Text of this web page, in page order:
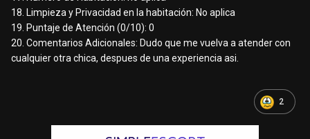
18. Limpieza y Privacidad en la habitación: No aplica
19. Puntaje de Atención (0/10): 0
20. Comentarios Adicionales: Dudo que me vuelva a atender con
cualquier otra chica, despues de una experiencia asi.
2